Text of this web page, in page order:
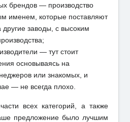
брендов — производство
именем, которые поставляют
заводы, с высоким
— тут стоит
основываясь на
или знакомых, и
— не всегда плохо.
всех категорий, а также
предложение было лучшим